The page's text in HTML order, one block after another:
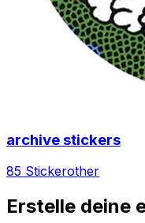
archive stickers
85 Stickerother
Erstelle deine